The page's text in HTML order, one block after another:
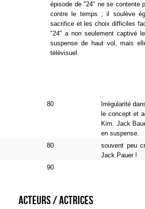
épisode de "24" ne se contente
contre le temps ; il soulève
sacrifice et les choix difficiles
"24" a non seulement captivé
suspense de haut vol, mais
télévisuel.
80
Irrégularité
le concept et
Kim. Jack
en suspense.
80
souvent peu
Jack Pauer !
90
95
Acteurs / Actrices